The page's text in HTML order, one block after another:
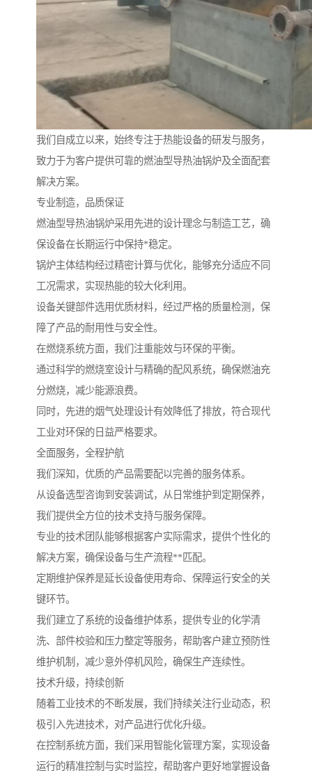
我们自成立以来，始终专注于热能设备的研发与服务，
致力于为客户提供可靠的燃油型导热油锅炉及全面配套
解决方案。
专业制造，品质保证
燃油型导热油锅炉采用先进的设计理念与制造工艺，确
保设备在长期运行中保持*稳定。
锅炉主体结构经过精密计算与优化，能够充分适应不同
工况需求，实现热能的较大化利用。
设备关键部件选用优质材料，经过严格的质量检测，保
障了产品的耐用性与安全性。
在燃烧系统方面，我们注重能效与环保的平衡。
通过科学的燃烧室设计与精确的配风系统，确保燃油充
分燃烧，减少能源浪费。
同时，先进的烟气处理设计有效降低了排放，符合现代
工业对环保的日益严格要求。
全面服务，全程护航
我们深知，优质的产品需要配以完善的服务体系。
从设备选型咨询到安装调试，从日常维护到定期保养，
我们提供全方位的技术支持与服务保障。
专业的技术团队能够根据客户实际需求，提供个性化的
解决方案，确保设备与生产流程**匹配。
定期维护保养是延长设备使用寿命、保障运行安全的关
键环节。
我们建立了系统的设备维护体系，提供专业的化学清
洗、部件校验和压力整定等服务，帮助客户建立预防性
维护机制，减少意外停机风险，确保生产连续性。
技术升级，持续创新
随着工业技术的不断发展，我们持续关注行业动态，积
极引入先进技术，对产品进行优化升级。
在控制系统方面，我们采用智能化管理方案，实现设备
运行的精准控制与实时监控，帮助客户更好地掌握设备